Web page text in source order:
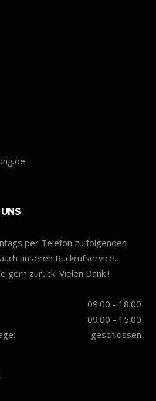
per Telefon zu folgenden
unseren Rückrufservice.
gern zurück. Vielen Dank !
09:00 - 18:00
09:00 - 15:00
geschlossen